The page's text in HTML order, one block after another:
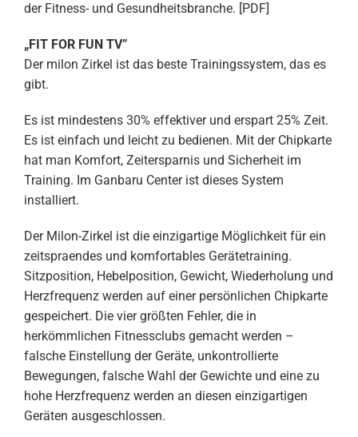
der Fitness- und Gesundheitsbranche. [PDF]
„FIT FOR FUN TV”
Der milon Zirkel ist das beste Trainingssystem, das es
gibt.
Es ist mindestens 30% effektiver und erspart 25% Zeit.
Es ist einfach und leicht zu bedienen. Mit der Chipkarte
hat man Komfort, Zeitersparnis und Sicherheit im
Training. Im Ganbaru Center ist dieses System
installiert.
Der Milon-Zirkel ist die einzigartige Möglichkeit für ein
zeitspraendes und komfortables Gerätetraining.
Sitzposition, Hebelposition, Gewicht, Wiederholung und
Herzfrequenz werden auf einer persönlichen Chipkarte
gespeichert. Die vier größten Fehler, die in
herkömmlichen Fitnessclubs gemacht werden –
falsche Einstellung der Geräte, unkontrollierte
Bewegungen, falsche Wahl der Gewichte und eine zu
hohe Herzfrequenz werden an diesen einzigartigen
Geräten ausgeschlossen.